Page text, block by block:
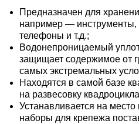
Предназначен для
например — инструменты,
телефоны и т.д.;
Водонепроницаемый
защищает содержимое от
самых экстремальных
Находятся в самой базе
на развесовку
Устанавливается на
наборы для крепежа